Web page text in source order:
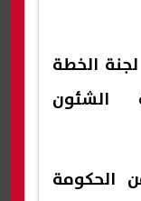
الخطة
الشئون
الحكومة